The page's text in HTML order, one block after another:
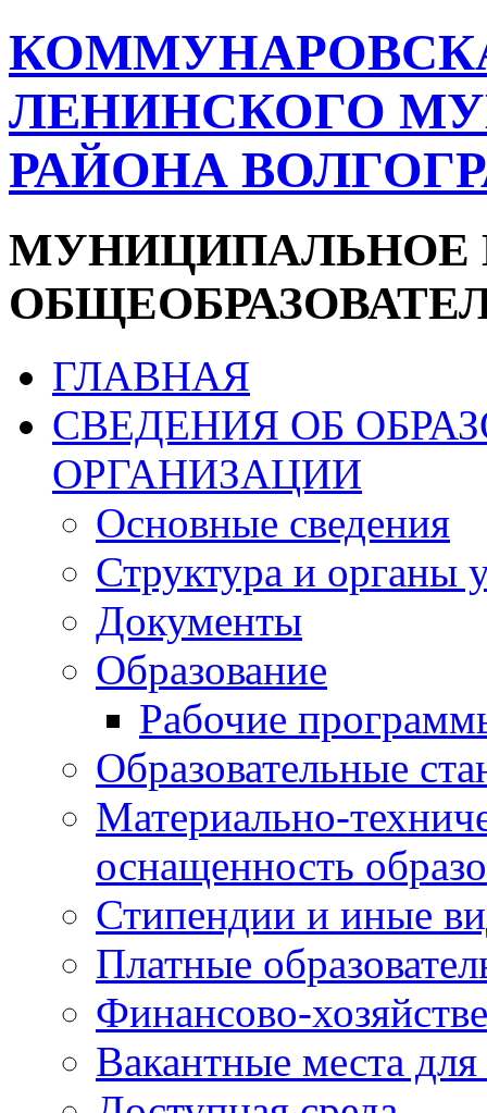
ЛЕНИНСКОГО
РАЙОНА
МУНИЦИПАЛЬНОЕ
ГЛАВНАЯ
СВЕДЕНИЯ ОБ
ОРГАНИЗАЦИИ
Основные сведения
Структура и органы
Документы
Образование
Рабочие
Образовательные
Материально-
оснащенность
Стипендии и иные
Платные
Финансово-
Вакантные места